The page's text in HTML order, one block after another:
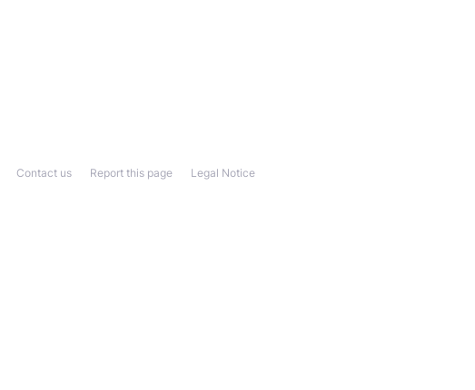
Legal Notice
Report this page
Contact us